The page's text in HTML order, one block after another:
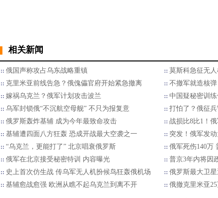
相关新闻
俄国声称攻占乌东战略重镇
莫斯科急征无
克里米亚前线告急？俄傀儡官府开始紧急撤离
不撤军就造核
嫁祸乌克兰？俄军计划攻击波兰
中国疑秘密训
乌军封锁俄“不沉航空母舰” 不只为报复意
打怕了？俄征
俄罗斯轰炸基辅 成为今年最致命攻击
战损比8比1！
基辅遭四面八方狂轰 恐成开战最大空袭之一
突发！俄军发
“乌克兰，更能打了” 北京唱衰俄罗斯
俄军死伤140万
俄军在北京接受秘密特训 内容曝光
普京3年内将因
史上首次仿生战 传乌军无人机扮候鸟狂轰俄机场
俄罗斯最大卫
基辅愈战愈强 欧洲从瞧不起乌克兰到离不开
俄撤克里米亚